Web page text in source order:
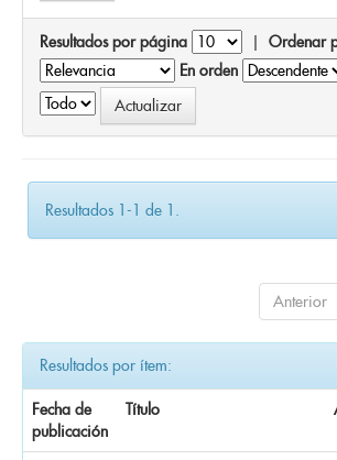
Resultados por página | Ordenar
En orden
Resultados 1-1 de 1.
Anterior
Resultados por ítem:
Fecha de
publicación
Título